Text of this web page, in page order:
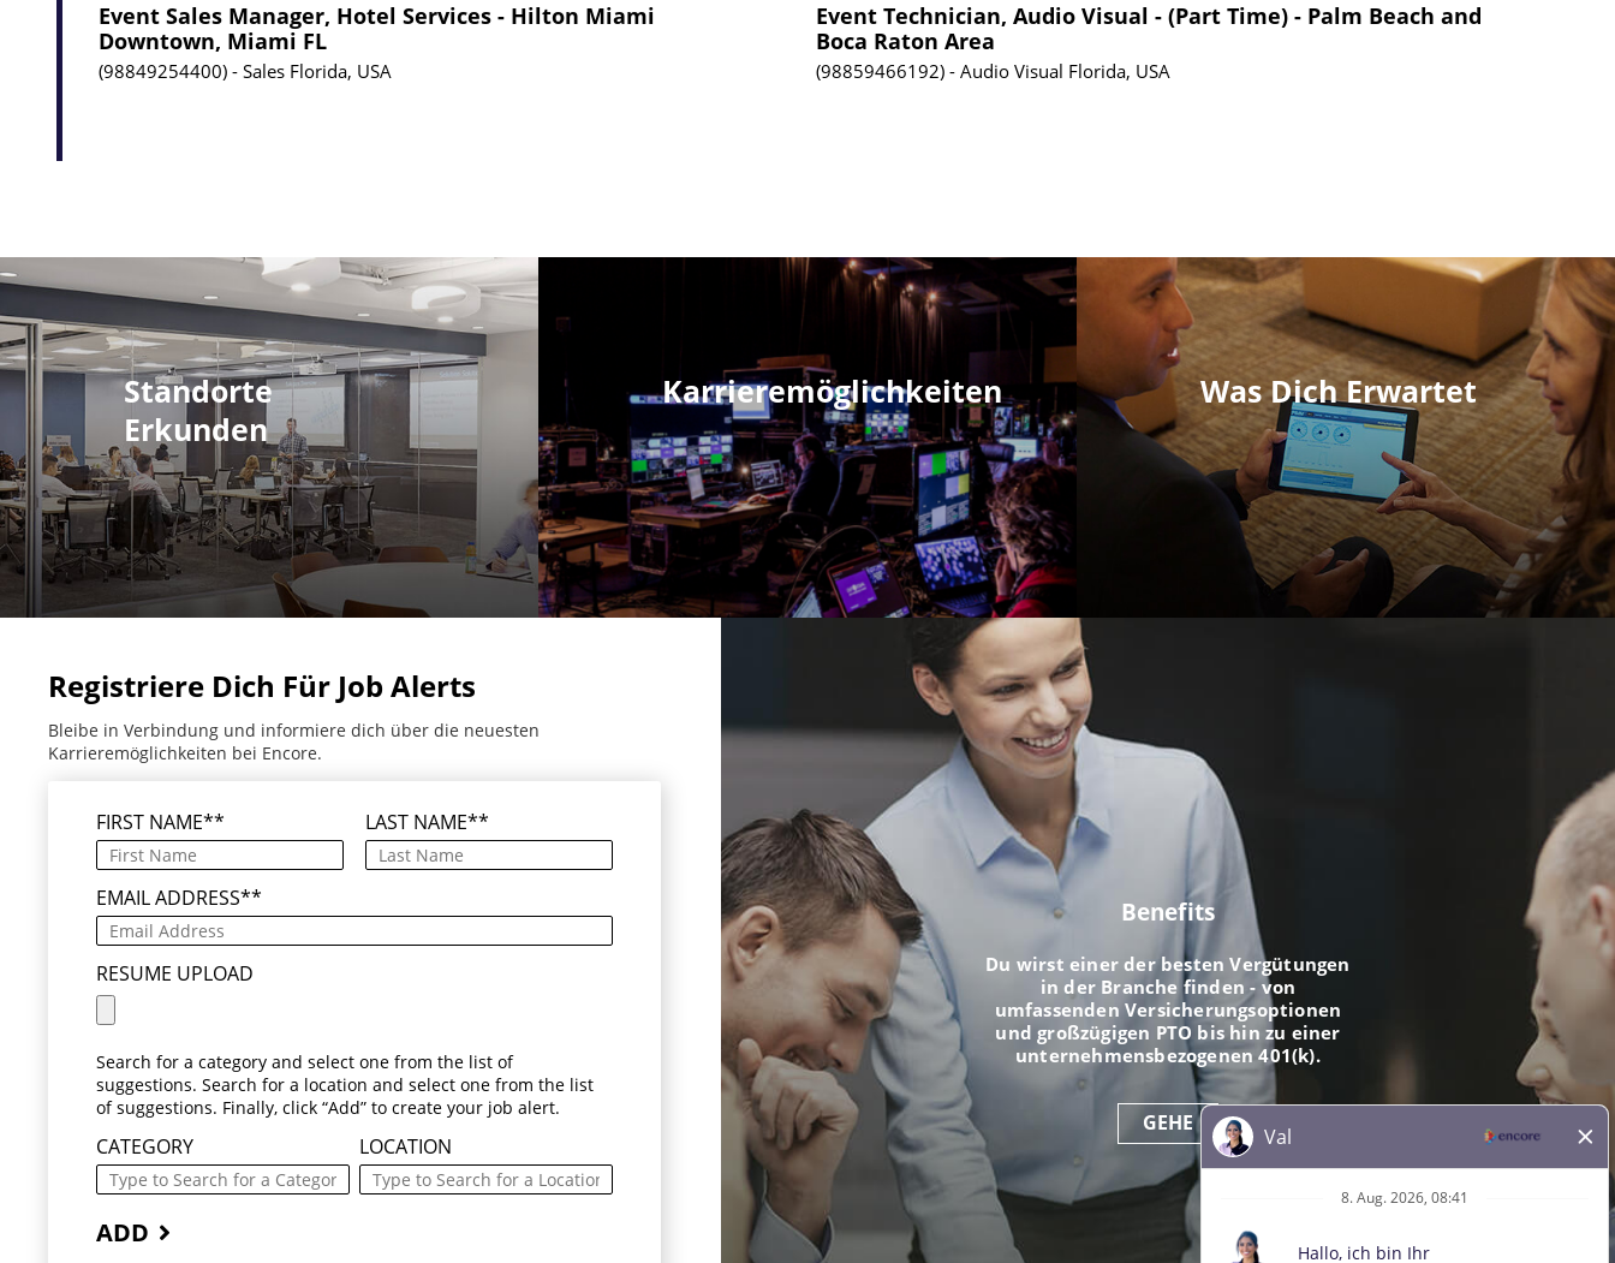
Event Sales Manager, Hotel Services - Hilton Miami
Downtown, Miami FL
98849254400 Sales Florida, USA
Event Technician, Audio Visual - (Part Time) - Palm Beach and
Boca Raton Area
98859466192 Audio Visual Florida, USA
Standorte
Erkunden
Karrieremöglichkeiten Was Dich Erwartet
Registriere Dich Für Job Alerts
Bleibe in Verbindung und informiere dich über die neuesten
Karrieremöglichkeiten bei Encore.
FIRST NAME* LAST NAME*
EMAIL ADDRESS*
RESUME UPLOAD
Search for a category and select one from the list of
suggestions. Search for a location and select one from the list
of suggestions. Finally, click “Add” to create your job alert.
CATEGORY LOCATION
ADD
Benefits
Du wirst einer der besten Vergütungen
in der Branche finden - von
umfassenden Versicherungsoptionen
und großzügigen PTO bis hin zu einer
unternehmensbezogenen 401(k).
GEHE